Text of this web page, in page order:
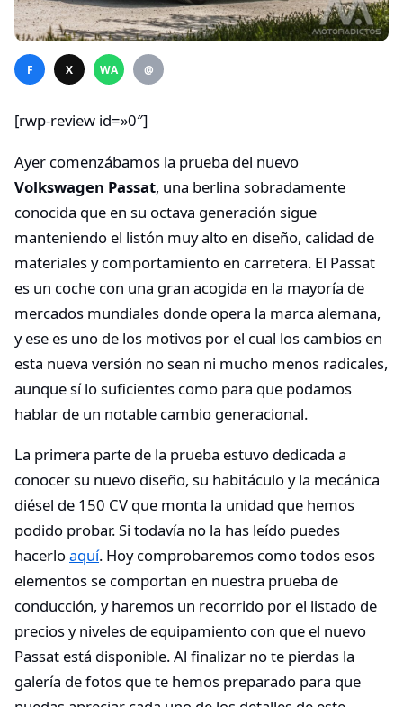
F X WA @
[rwp-review id=»0″]
Ayer comenzábamos la prueba del nuevo
Volkswagen Passat, una berlina sobradamente
conocida que en su octava generación sigue
manteniendo el listón muy alto en diseño, calidad de
materiales y comportamiento en carretera. El Passat
es un coche con una gran acogida en la mayoría de
mercados mundiales donde opera la marca alemana,
y ese es uno de los motivos por el cual los cambios en
esta nueva versión no sean ni mucho menos radicales,
aunque sí lo suficientes como para que podamos
hablar de un notable cambio generacional.
La primera parte de la prueba estuvo dedicada a
conocer su nuevo diseño, su habitáculo y la mecánica
diésel de 150 CV que monta la unidad que hemos
podido probar. Si todavía no la has leído puedes
hacerloaquí. Hoy comprobaremos como todos esos
elementos se comportan en nuestra prueba de
conducción, y haremos un recorrido por el listado de
precios y niveles de equipamiento con que el nuevo
Passat está disponible. Al finalizar no te pierdas la
galería de fotos que te hemos preparado para que